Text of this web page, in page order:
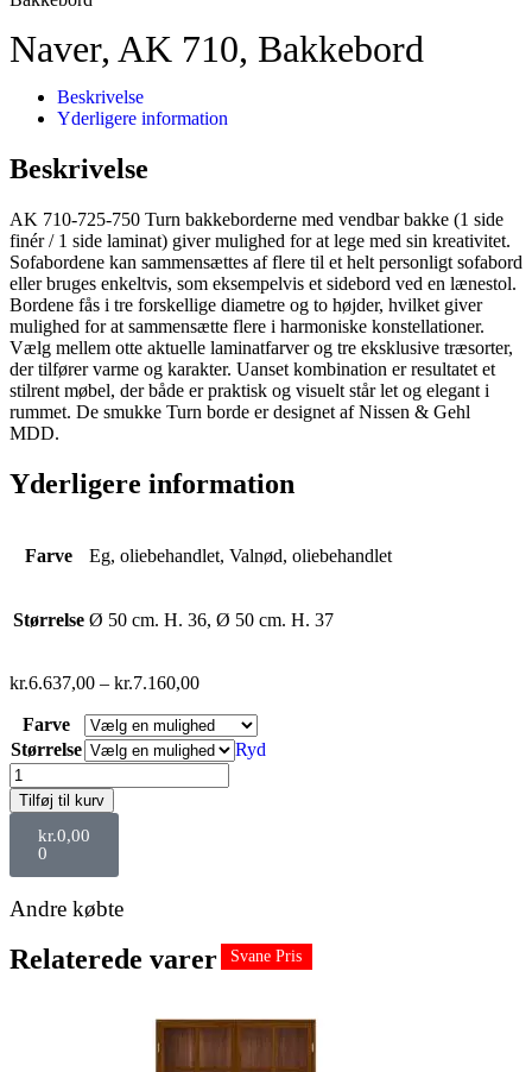
Naver, AK 710, Bakkebord
Beskrivelse
Yderligere information
Beskrivelse
AK 710-725-750 Turn bakkeborderne med vendbar bakke (1 side
finér / 1 side laminat) giver mulighed for at lege med sin kreativitet.
Sofabordene kan sammensættes af flere til et helt personligt sofabord
eller bruges enkeltvis, som eksempelvis et sidebord ved en lænestol.
Bordene fås i tre forskellige diametre og to højder, hvilket giver
mulighed for at sammensætte flere i harmoniske konstellationer.
Vælg mellem otte aktuelle laminatfarver og tre eksklusive træsorter,
der tilfører varme og karakter. Uanset kombination er resultatet et
stilrent møbel, der både er praktisk og visuelt står let og elegant i
rummet. De smukke Turn borde er designet af Nissen & Gehl
MDD.
Yderligere information
Farve Eg, oliebehandlet, Valnød, oliebehandlet
Størrelse Ø 50 cm. H. 36, Ø 50 cm. H. 37
kr.6.637,00 – kr.7.160,00
Farve
Størrelse
Ryd
Tilføj til kurv
kr.0,00
0
Andre købte
Relaterede varer Svane Pris
Svane Pris
Svane Pris